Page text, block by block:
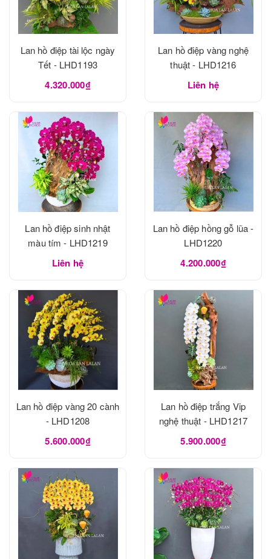
Lan hồ điệp tài lộc ngày
Tết - LHD1193
4.320.000₫
Lan hồ điệp vàng nghệ
thuật - LHD1216
Liên hệ
Lan hồ điệp sinh nhật
màu tím - LHD1219
Liên hệ
Lan hồ điệp hồng gỗ lũa -
LHD1220
4.200.000₫
Lan hồ điệp vàng 20 cành
- LHD1208
5.600.000₫
Lan hồ điệp trắng Vip
nghệ thuật - LHD1217
5.900.000₫